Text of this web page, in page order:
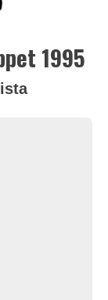
1995